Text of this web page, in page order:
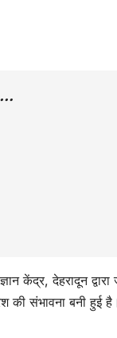
देहरादून द्वारा
की संभावना बनी हुई